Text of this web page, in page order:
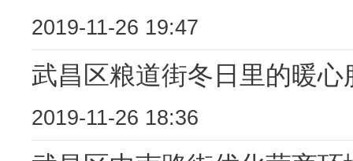
2019-11-26 19:47
武昌区粮道街冬日里的暖
2019-11-26 18:36